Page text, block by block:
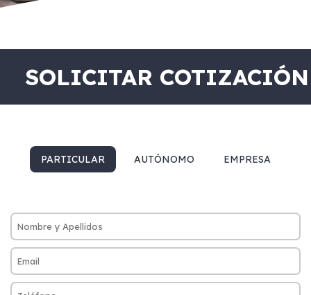
SOLICITAR COTIZACIÓN
PARTICULAR AUTÓNOMO EMPRESA